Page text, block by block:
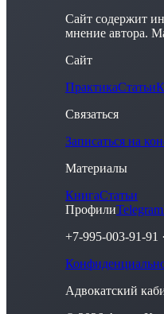
Сайт содержит
мнение автора.
Сайт
ПрактикаСтатьи
Связаться
Записаться на
Материалы
КнигаСтатьи
ПрофилиTelegram
+7-995-003-91-91 ·
Адвокатский